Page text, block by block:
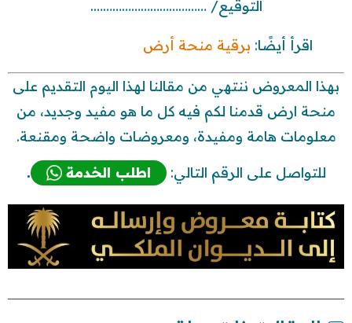
التوقيع/ ……………………………….
اقرأ أيضًا: برقية منحة أرض
بهذا المعروض ننتهي من مقالنا لهذا اليوم التقديم على
منحة ارض قدمنا لكم فيه كل ما هو مفيد وجديد، من
معلومات هامة ومفيدة، ومعروضات واضحة ومقنعة.
للتواصل على الرقم التالي: اطلب الخدمة .